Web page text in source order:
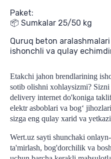
Paket:
📦 Sumkalar 25/50 kg
Quruq beton
ishonchli va qulay
Etakchi jahon brendlarining
sotib olishni xohlaysizmi?
delivery internet do'koniga
elektr asboblari va bog‘
sizga eng qulay xarid va
Wert.uz sayti shunchaki
ta'mirlash, bog'dorchilik va